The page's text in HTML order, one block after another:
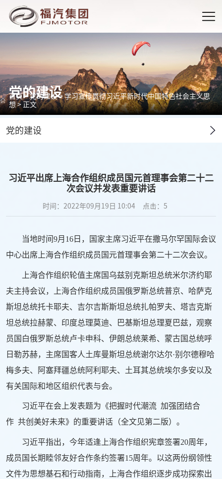
党的建设
首页>党的建设>学习宣传贯彻习近平新时代中国特色社会主义思
想> 正文
党的建设
习近平出席上海合作组织成员国元首理事会第二十二
次会议并发表重要讲话
时间：2022年09月19日 10:04 点击：5
当地时间9月16日，国家主席习近平在撒马尔罕国际会议
中心出席上海合作组织成员国元首理事会第二十二次会议。
上海合作组织轮值主席国乌兹别克斯坦总统米尔济约耶
夫主持会议，上海合作组织成员国俄罗斯总统普京、哈萨克
斯坦总统托卡耶夫、吉尔吉斯斯坦总统扎帕罗夫、塔吉克斯
坦总统拉赫蒙、印度总理莫迪、巴基斯坦总理夏巴兹，观察
员国白俄罗斯总统卢卡申科、伊朗总统莱希、蒙古国总统呼
日勒苏赫，主席国客人土库曼斯坦总统谢尔达尔·别尔德穆哈
梅多夫、阿塞拜疆总统阿利耶夫、土耳其总统埃尔多安以及
有关国际和地区组织代表与会。
习近平在会上发表题为《把握时代潮流 加强团结合
作 共创美好未来》的重要讲话（全文见第二版）。
习近平指出，今年适逢上海合作组织宪章签署20周年，
成员国长期睦邻友好合作条约签署15周年。以这两份纲领性
文件为思想基石和行动指南，上海合作组织逐步成功探索出